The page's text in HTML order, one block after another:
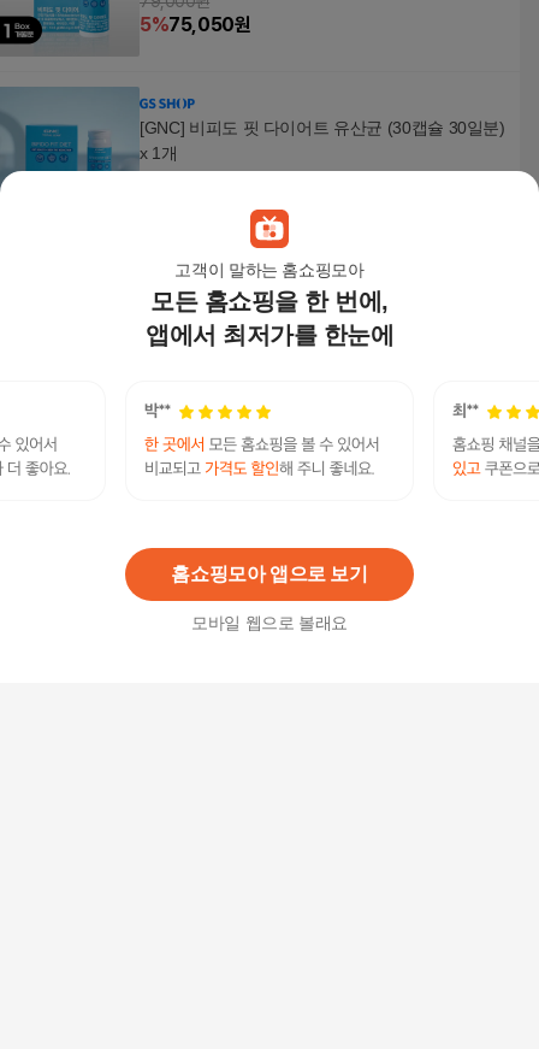
고객이 말하는 홈쇼핑모아
모든 홈쇼핑을 한 번에,
앱에서 최저가를 한눈에
홈쇼핑모아 앱으로 보기
모바일 웹으로 볼래요
5%75,050원
[GNC] 비피도 핏 다이어트 유산균 (30캡슐 30일분)
x 1개
[체지방 감소]GNC 비피도 핏 다이어트 유산균 8박
스 8개월분
299,000원
[GNC] 비피도 핏 다이어트 13.5g (30캡슐 30일분)